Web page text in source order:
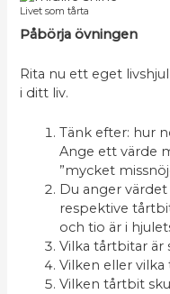
Livet som tårta
Påbörja övningen
Rita nu ett eget
i ditt liv.
Tänk efter: hur
Ange ett värde
”mycket
Du anger
respektive
och tio är i
Vilka tårtbitar är
Vilken eller
Vilken tårtbit